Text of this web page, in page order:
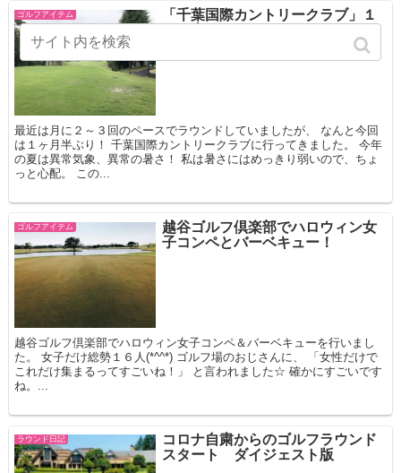
ゴルフアイテム
「千葉国際カントリークラブ」１
最近は月に２～３回のペースでラウンドしていましたが、 なんと今回
は１ヶ月半ぶり！ 千葉国際カントリークラブに行ってきました。 今年
の夏は異常気象、異常の暑さ！ 私は暑さにはめっきり弱いので、ちょ
っと心配。 この...
ゴルフアイテム
越谷ゴルフ倶楽部でハロウィン女
子コンペとバーベキュー！
越谷ゴルフ倶楽部でハロウィン女子コンペ＆バーベキューを行いまし
た。 女子だけ総勢１６人(*^^*) ゴルフ場のおじさんに、 「女性だけで
これだけ集まるってすごいね！」 と言われました☆ 確かにすごいです
ね。...
ラウンド日記
コロナ自粛からのゴルフラウンド
スタート ダイジェスト版